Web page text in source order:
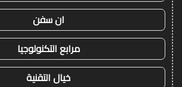
ان سفن
مرابع التكنولوجيا
خيال التقنية